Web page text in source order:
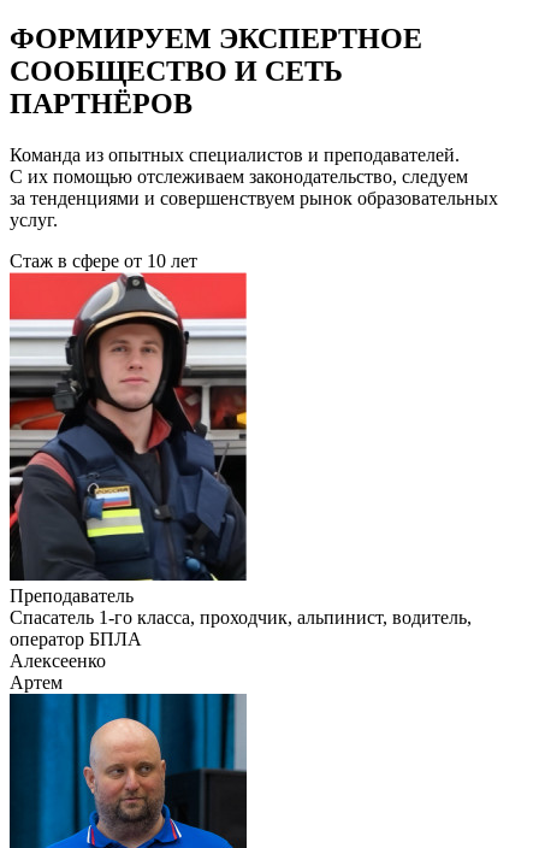
ФОРМИРУЕМ ЭКСПЕРТНОЕ
СООБЩЕСТВО И СЕТЬ
ПАРТНЁРОВ
Команда из опытных специалистов и преподавателей.
С их помощью отслеживаем законодательство, следуем
за тенденциями и совершенствуем рынок образовательных
услуг.
Стаж в сфере от 10 лет
Преподаватель
Cпасатель 1-го класса, проходчик, альпинист, водитель,
оператор БПЛА
Алексеенко
Артем